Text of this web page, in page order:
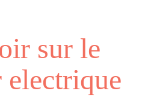
sur le
electrique